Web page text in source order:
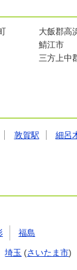
大飯郡高
鯖江市
三方上中
敦賀駅 細呂
福島
埼玉 (さいたま市)